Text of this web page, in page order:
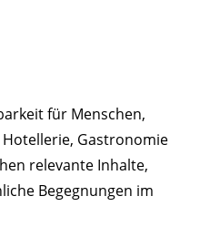
für Menschen,
Gastronomie
relevante Inhalte,
Begegnungen im